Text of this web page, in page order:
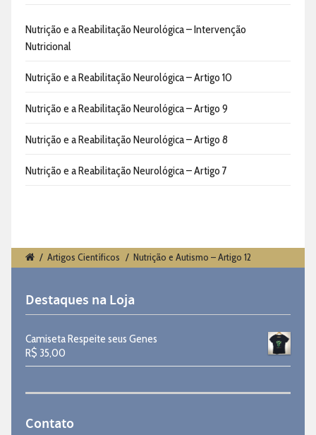
Nutrição e a Reabilitação Neurológica – Intervenção
Nutricional
Nutrição e a Reabilitação Neurológica – Artigo 10
Nutrição e a Reabilitação Neurológica – Artigo 9
Nutrição e a Reabilitação Neurológica – Artigo 8
Nutrição e a Reabilitação Neurológica – Artigo 7
/ Artigos Científicos / Nutrição e Autismo – Artigo 12
Destaques na Loja
Camiseta Respeite seus Genes
R$ 35,00
Contato